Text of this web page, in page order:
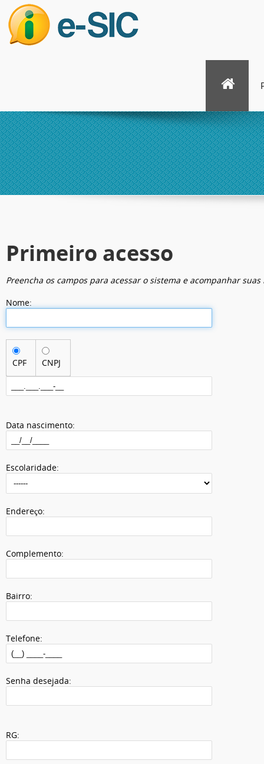
Primeiro acesso
Preencha os campos para acessar o sistema e acompanhar suas
Nome:
CPF CNPJ
Data nascimento:
Escolaridade:
Endereço:
Complemento:
Bairro:
Telefone:
Senha desejada:
RG: